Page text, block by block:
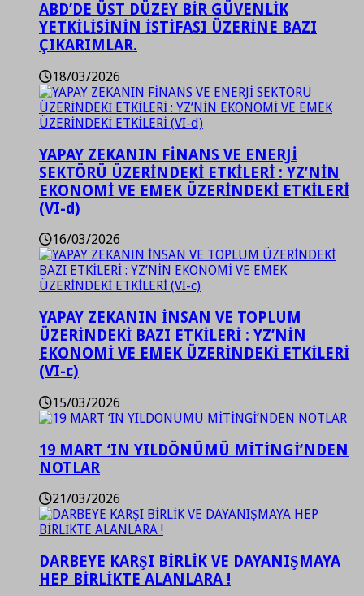
ABD’DE ÜST DÜZEY BİR GÜVENLİK
YETKİLİSİNİN İSTİFASI ÜZERİNE BAZI
ÇIKARIMLAR.
18/03/2026
YAPAY ZEKANIN FİNANS VE ENERJİ
SEKTÖRÜ ÜZERİNDEKİ ETKİLERİ : YZ’NİN
EKONOMİ VE EMEK ÜZERİNDEKİ ETKİLERİ
(VI-d)
16/03/2026
YAPAY ZEKANIN İNSAN VE TOPLUM
ÜZERİNDEKİ BAZI ETKİLERİ : YZ’NİN
EKONOMİ VE EMEK ÜZERİNDEKİ ETKİLERİ
(VI-c)
15/03/2026
19 MART ‘IN YILDÖNÜMÜ MİTİNGİ’NDEN
NOTLAR
21/03/2026
DARBEYE KARŞI BİRLİK VE DAYANIŞMAYA
HEP BİRLİKTE ALANLARA !